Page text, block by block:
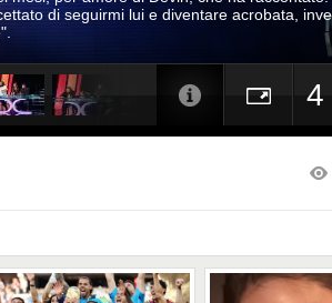
di seguirmi lui e diventare acrobata,
4